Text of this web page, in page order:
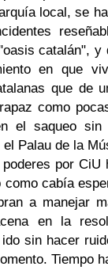
local, se
catalán",
en que
que de
como
el saqueo
Palau de la
por
cabía
a manejar
en la
sin hacer
Tiempo